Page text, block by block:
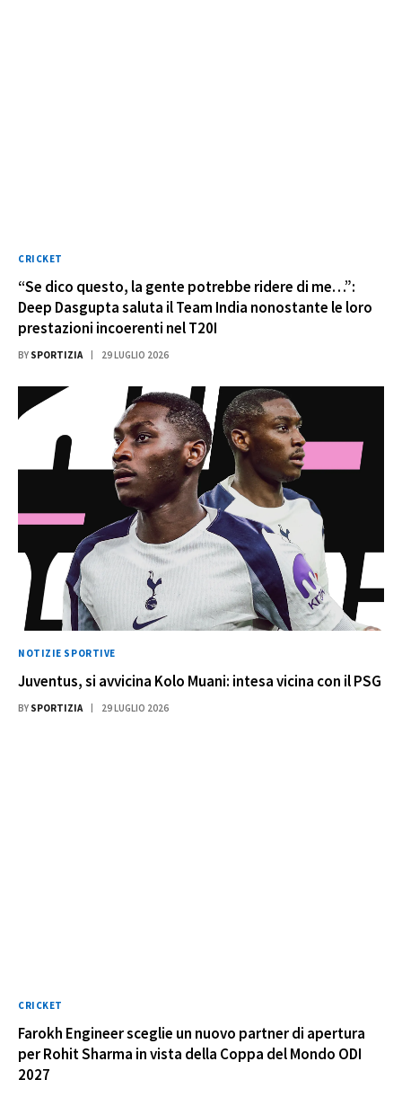
CRICKET
“Se dico questo, la gente potrebbe ridere di me…”:
Deep Dasgupta saluta il Team India nonostante le loro
prestazioni incoerenti nel T20I
BY SPORTIZIA 29 LUGLIO 2026
NOTIZIE SPORTIVE
Juventus, si avvicina Kolo Muani: intesa vicina con il PSG
BY SPORTIZIA 29 LUGLIO 2026
CRICKET
Farokh Engineer sceglie un nuovo partner di apertura
per Rohit Sharma in vista della Coppa del Mondo ODI
2027